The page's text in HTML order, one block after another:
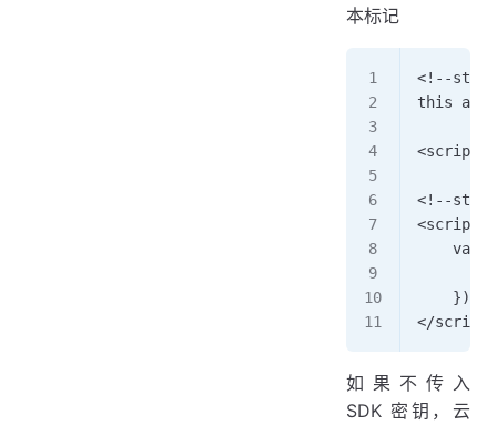
本标记
<!--step
this
<script
<!--step
var
    });
</
如果不传入
SDK 密钥，云